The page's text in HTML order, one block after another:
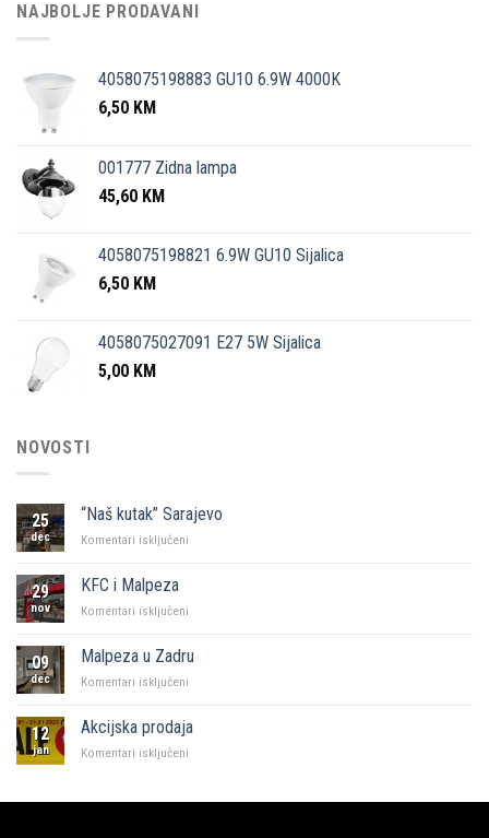
NAJBOLJE PRODAVANI
4058075198883 GU10 6.9W 4000K
6,50 KM
001777 Zidna lampa
45,60 KM
4058075198821 6.9W GU10 Sijalica
6,50 KM
4058075027091 E27 5W Sijalica
5,00 KM
NOVOSTI
25
dec
“Naš kutak” Sarajevo
Komentari isključeni
29
nov
KFC i Malpeza
Komentari isključeni
Malpeza
09
dec
Malpeza u Zadru
Komentari isključeni
Zadru
12
jan
Akcijska prodaja
Komentari isključeni